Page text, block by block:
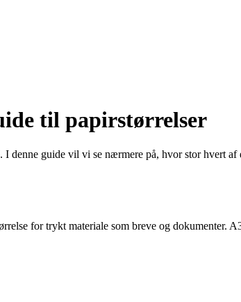
til papirstørrelser
guide vil vi se nærmere på, hvor stor hvert af
for trykt materiale som breve og dokumenter.